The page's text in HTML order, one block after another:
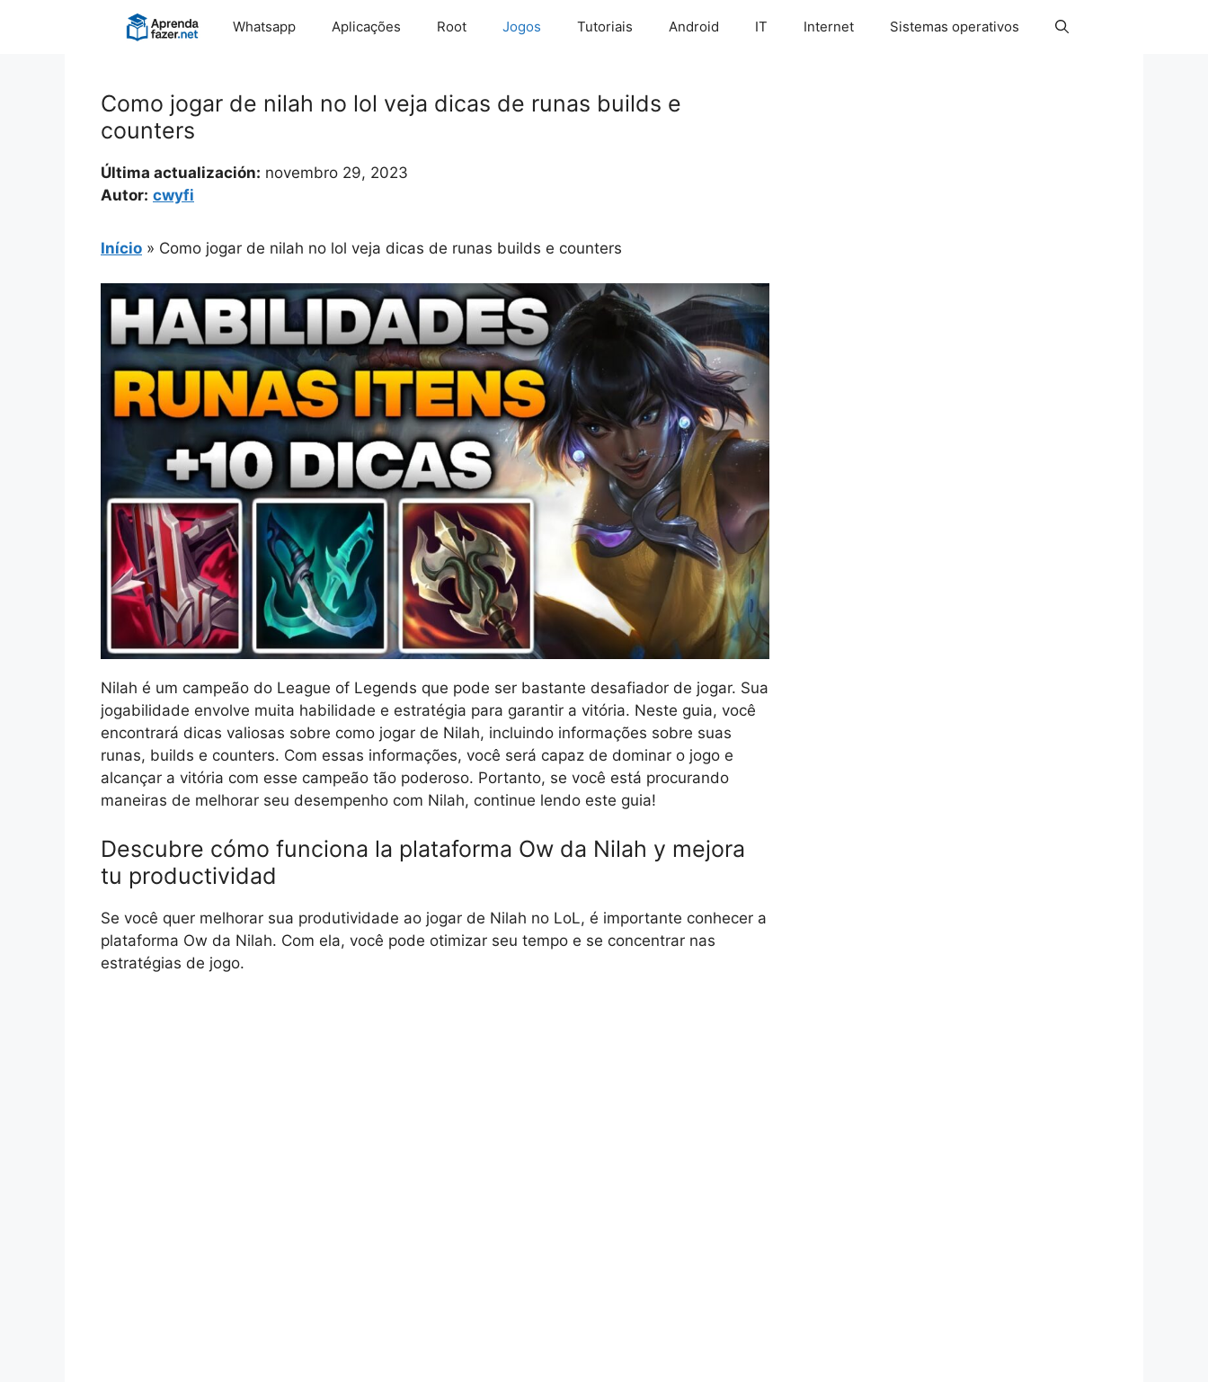
Whatsapp Aplicações Root Jogos Tutoriais Android IT Internet Sistemas operativos
Como jogar de nilah no lol veja dicas de runas builds e
counters
Última actualización: novembro 29, 2023
Autor: cwyfi
Início » Como jogar de nilah no lol veja dicas de runas builds e counters
Nilah é um campeão do League of Legends que pode ser bastante desafiador de jogar. Sua
jogabilidade envolve muita habilidade e estratégia para garantir a vitória. Neste guia, você
encontrará dicas valiosas sobre como jogar de Nilah, incluindo informações sobre suas
runas, builds e counters. Com essas informações, você será capaz de dominar o jogo e
alcançar a vitória com esse campeão tão poderoso. Portanto, se você está procurando
maneiras de melhorar seu desempenho com Nilah, continue lendo este guia!
Descubre cómo funciona la plataforma Ow da Nilah y mejora
tu productividad
Se você quer melhorar sua produtividade ao jogar de Nilah no LoL, é importante conhecer a
plataforma Ow da Nilah. Com ela, você pode otimizar seu tempo e se concentrar nas
estratégias de jogo.